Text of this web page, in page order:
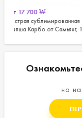
16 шт
20 500
Панты
измельчённые
на